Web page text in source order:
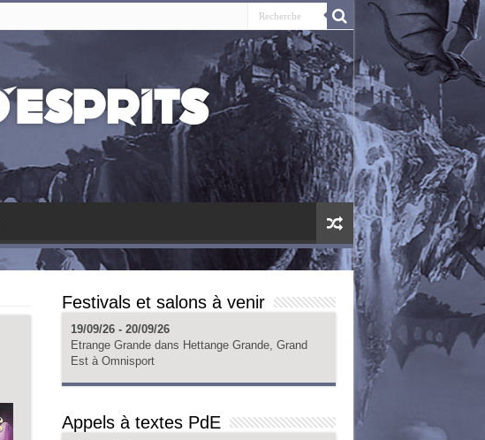
Festivals et salons à venir
19/09/26 - 20/09/26
Etrange Grande dans Hettange Grande, Grand
Est à Omnisport
Appels à textes PdE